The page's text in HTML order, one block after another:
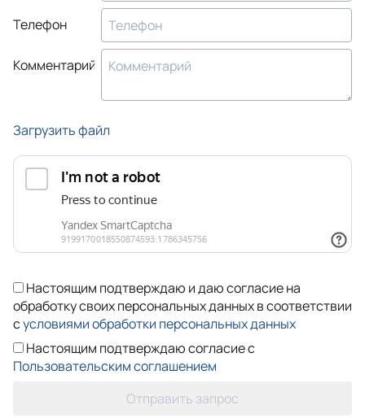
Телефон
Комментарий
Загрузить файл
Настоящим подтверждаю и даю согласие на
обработку своих персональных данных в соответствии
сусловиями обработки персональных данных
Настоящим подтверждаю согласие с
Пользовательским соглашением
Отправить запрос